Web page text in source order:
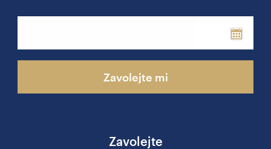
Zavolejte mi
Zavolejte